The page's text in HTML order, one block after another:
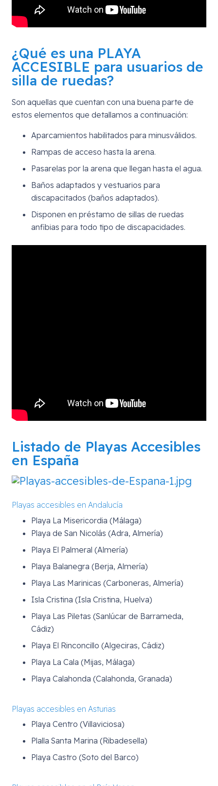
¿Qué es una PLAYA
ACCESIBLE para usuarios de
silla de ruedas?
Son aquellas que cuentan con una buena parte de
estos elementos que detallamos a continuación:
Aparcamientos habilitados para minusválidos.
Rampas de acceso hasta la arena.
Pasarelas por la arena que llegan hasta el agua.
Baños adaptados y vestuarios para
discapacitados (baños adaptados).
Disponen en préstamo de sillas de ruedas
anfibias para todo tipo de discapacidades.
Listado de Playas Accesibles
en España
Playas accesibles en Andalucía
Playa La Misericordia (Málaga)
Playa de San Nicolás (Adra, Almería)
Playa El Palmeral (Almería)
Playa Balanegra (Berja, Almería)
Playa Las Marinicas (Carboneras, Almería)
Isla Cristina (Isla Cristina, Huelva)
Playa Las Piletas (Sanlúcar de Barrameda,
Cádiz)
Playa El Rinconcillo (Algeciras, Cádiz)
Playa La Cala (Mijas, Málaga)
Playa Calahonda (Calahonda, Granada)
Playas accesibles en Asturias
Playa Centro (Villaviciosa)
Plalla Santa Marina (Ribadesella)
Playa Castro (Soto del Barco)